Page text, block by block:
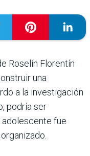
Roselín Florentín
una
a la investigación
podría ser
fue